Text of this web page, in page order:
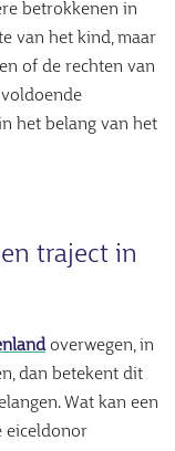
betrokkenen in
van het kind, maar
of de rechten van
het belang van het
traject in
overwegen, in
dan betekent dit
Wat kan een
eiceldonor